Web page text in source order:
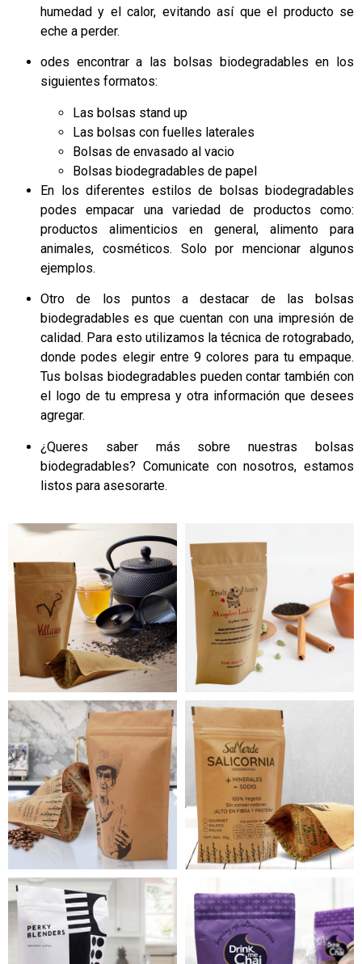
humedad y el calor, evitando así que el producto se
eche a perder.
odes encontrar a las bolsas biodegradables en los
siguientes formatos:
Las bolsas stand up
Las bolsas con fuelles laterales
Bolsas de envasado al vacio
Bolsas biodegradables de papel
En los diferentes estilos de bolsas biodegradables
podes empacar una variedad de productos como:
productos alimenticios en general, alimento para
animales, cosméticos. Solo por mencionar algunos
ejemplos.
Otro de los puntos a destacar de las bolsas
biodegradables es que cuentan con una impresión de
calidad. Para esto utilizamos la técnica de rotograbado,
donde podes elegir entre 9 colores para tu empaque.
Tus bolsas biodegradables pueden contar también con
el logo de tu empresa y otra información que desees
agregar.
¿Queres saber más sobre nuestras bolsas
biodegradables? Comunicate con nosotros, estamos
listos para asesorarte.